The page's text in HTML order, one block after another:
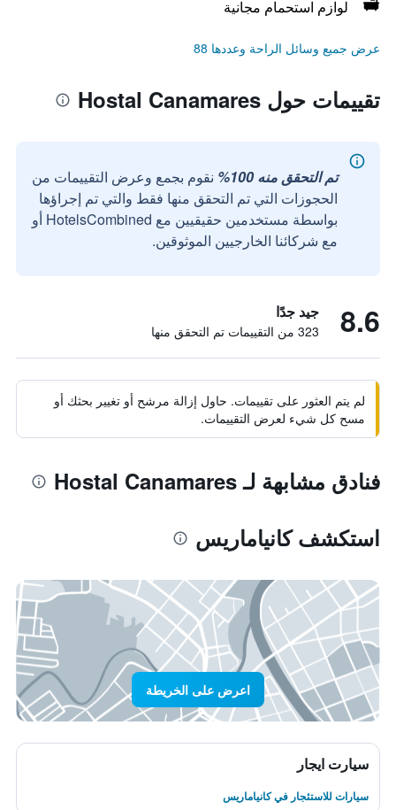
لوازم استحمام مجانية
عرض جميع وسائل الراحة وعددها 88
تقييمات حول Hostal Canamares
تم التحقق منه 100%
نقوم بجمع وعرض التقييمات من
الحجوزات التي تم التحقق منها فقط والتي تم إجراؤها
بواسطة مستخدمين حقيقيين مع HotelsCombined أو
مع شركائنا الخارجيين الموثوقين.
8.6 جيد جدًا
323 من التقييمات تم التحقق منها
لم يتم العثور على تقييمات. حاول إزالة مرشح أو تغيير بحثك أو
مسح كل شيء لعرض التقييمات.
فنادق مشابهة لـ Hostal Canamares
استكشف كانياماريس
اعرض على الخريطة
سيارت ايجار
سيارات للاستئجار في كانياماريس